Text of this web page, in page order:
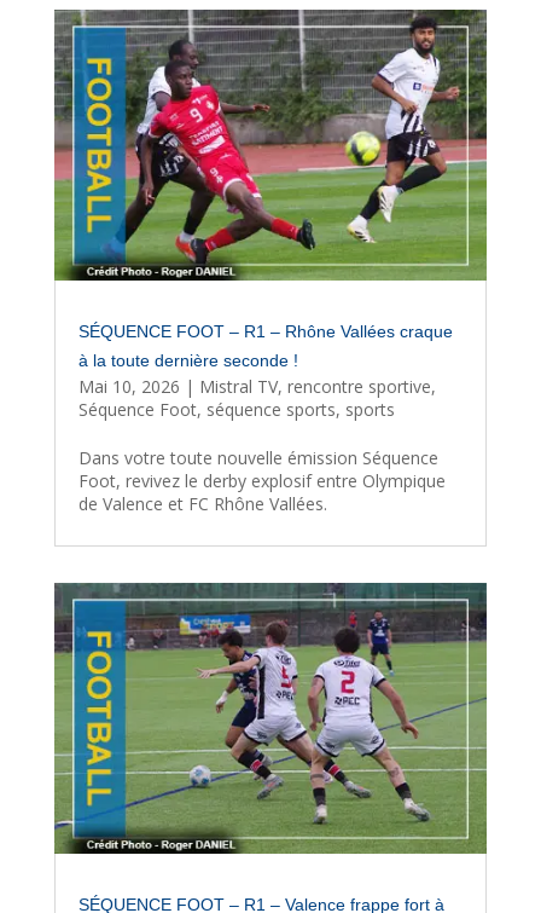
SÉQUENCE FOOT – R1 – Rhône Vallées craque
à la toute dernière seconde !
Mai 10, 2026 | Mistral TV, rencontre sportive,
Séquence Foot, séquence sports, sports
Dans votre toute nouvelle émission Séquence
Foot, revivez le derby explosif entre Olympique
de Valence et FC Rhône Vallées.
SÉQUENCE FOOT – R1 – Valence frappe fort à